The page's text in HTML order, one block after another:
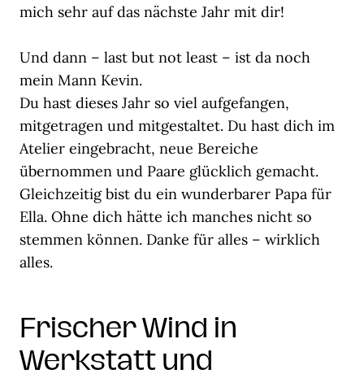
mich sehr auf das nächste Jahr mit dir!
Und dann – last but not least – ist da noch
mein Mann Kevin.
Du hast dieses Jahr so viel aufgefangen,
mitgetragen und mitgestaltet. Du hast dich im
Atelier eingebracht, neue Bereiche
übernommen und Paare glücklich gemacht.
Gleichzeitig bist du ein wunderbarer Papa für
Ella. Ohne dich hätte ich manches nicht so
stemmen können. Danke für alles – wirklich
alles.
Frischer Wind in
Werkstatt und